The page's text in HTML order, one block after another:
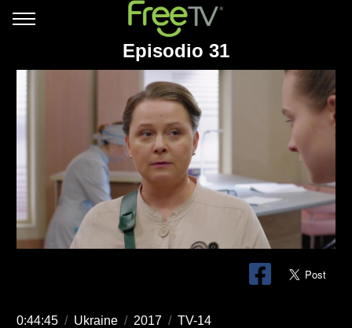
Episodio 31
0:44:45 / Ukraine / 2017 / TV-14